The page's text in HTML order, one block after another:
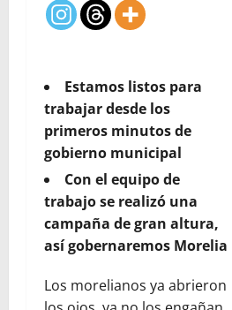
Estamos listos para
trabajar desde los
primeros minutos de
gobierno municipal
Con el equipo de
trabajo se realizó una
campaña de gran altura,
así gobernaremos Morelia
Los morelianos ya abrieron